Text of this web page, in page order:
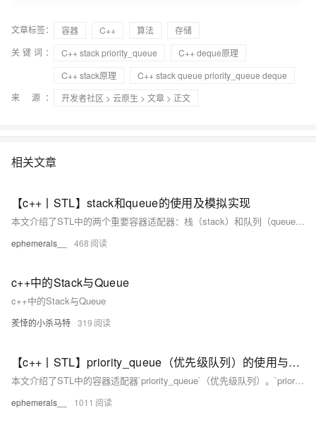
文章标签： 容器 C++ 算法
存储
关键词：
C++ stack priority_queue
C++ deque原理
C++ stack原理
C++ stack queue priority_queue deque
来 源：
开发者社区 > 云原生 > 文章 > 正文
相关文章
【c++丨STL】stack和queue的使用及模拟实现
本文介绍了STL中的两个重要容器适配器：栈（stack）和队列（queue）。容器适配器是在已有容器基础上添加新特性或功能的结构，如栈基于顺序表或链表限制操作实现。文章详细讲解了stack和queue的主要成员函数（empty、size、top/front/back、push/pop、swap），并提供了使用示例和模拟实现代码。通过这些内容，读者可以更好地理解这两种数据结构的工作原理及其实现方法。最后，作者鼓励读者点赞支持。 总结：本文深入浅出地讲解了STL中stack和queue的使用方法及其模拟实现，帮助读者掌握这两种容器适配器的特性和应用场景。
ephemerals__ 468
c++中的Stack与Queue
c++中的Stack与Queue
羑悻的小杀马特 319
【c++丨STL】priority_queue（优先级队列）的使用与模拟实现
本文介绍了STL中的容器适配器`priority_queue`（优先级队列）。`priority_queue`根据严格的弱排序标准设计，确保其第一个元素始终是最大元素。它底层使用堆结构实现，支持大堆和小堆，默认为大堆。常用操作包括构造函数、`empty`、`size`、`top`、`push`、`pop`和`swap`等。我们还模拟实现了`priority_queue`，通过仿函数控制堆的类型，并调用封装容器的接口实现功能。最后，感谢大家的支持与关注。
ephemerals__ 1011